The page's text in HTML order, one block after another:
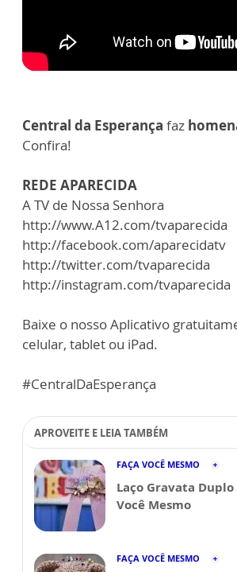
Central da Esperança faz
Confira!
REDE APARECIDA
A TV de Nossa Senhora
http://www.A12.com/tvaparecida
http://facebook.com/aparecidatv
http://twitter.com/tvaparecida
http://instagram.com/tvaparecida
Baixe o nosso Aplicativo
celular, tablet ou iPad.
#CentralDaEsperança
APROVEITE E LEIA TAMBÉM
FAÇA VOCÊ MESMO
Laço Gravata Duplo
Você Mesmo
FAÇA VOCÊ MESMO